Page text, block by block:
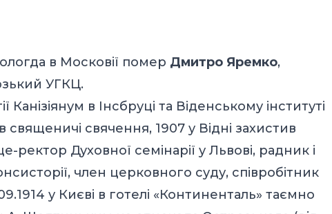
в Московії помер Дмитро Яремко,
УГКЦ.
Канізіянум в Інсбруці та Віденському інституті
свячення, 1907 у Відні захистив
ректор Духовної семінарії у Львові, радник і
член церковного суду, співробітник
у Києві в готелі «Континенталь» таємно